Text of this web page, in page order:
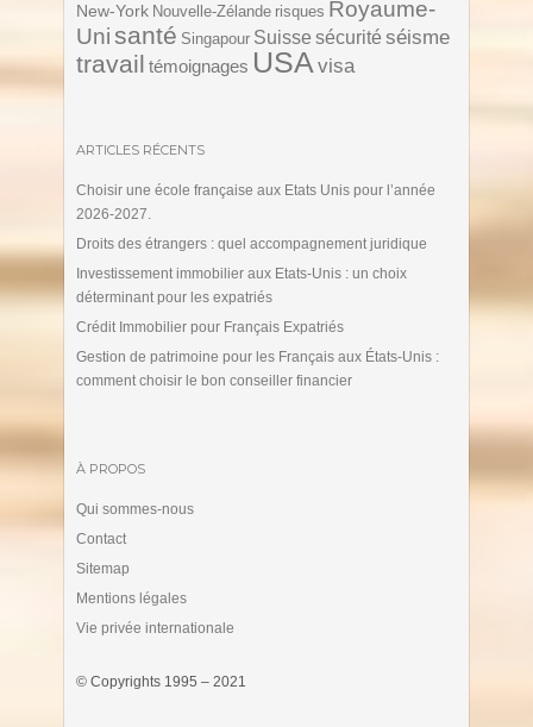
New-York Nouvelle-Zélande risques Royaume-
Unisanté Singapour Suisse sécurité séisme
travail témoignages USA visa
ARTICLES RÉCENTS
Choisir une école française aux Etats Unis pour l’année
2026-2027.
Droits des étrangers : quel accompagnement juridique
Investissement immobilier aux Etats-Unis : un choix
déterminant pour les expatriés
Crédit Immobilier pour Français Expatriés
Gestion de patrimoine pour les Français aux États-Unis :
comment choisir le bon conseiller financier
À PROPOS
Qui sommes-nous
Contact
Sitemap
Mentions légales
Vie privée internationale
© Copyrights 1995 – 2021